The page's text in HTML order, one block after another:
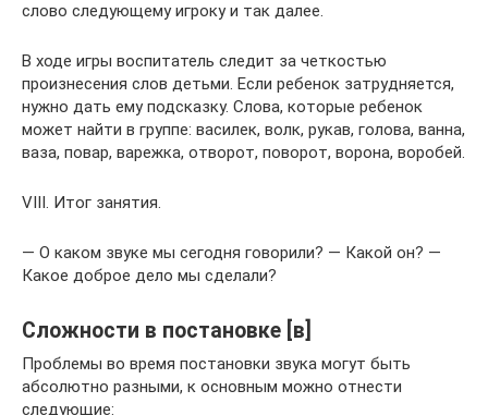
слово следующему игроку и так далее.
В ходе игры воспитатель следит за четкостью
произнесения слов детьми. Если ребенок затрудняется,
нужно дать ему подсказку. Слова, которые ребенок
может найти в группе: василек, волк, рукав, голова, ванна,
ваза, повар, варежка, отворот, поворот, ворона, воробей.
VIII. Итог занятия.
— О каком звуке мы сегодня говорили? — Какой он? —
Какое доброе дело мы сделали?
Сложности в постановке [в]
Проблемы во время постановки звука могут быть
абсолютно разными, к основным можно отнести
следующие: